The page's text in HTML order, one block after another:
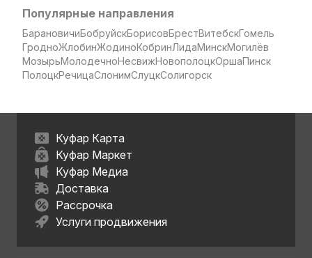
Популярные направления
БарановичиБобруйскБорисовБрестВитебскГомель
ГродноЖлобинЖодиноКобринЛидаМинскМогилёв
МозырьМолодечноНесвижНовополоцкОршаПинск
ПолоцкРечицаСлонимСлуцкСолигорск
Куфар Карта
Куфар Маркет
Куфар Медиа
Доставка
Рассрочка
Услуги продвижения